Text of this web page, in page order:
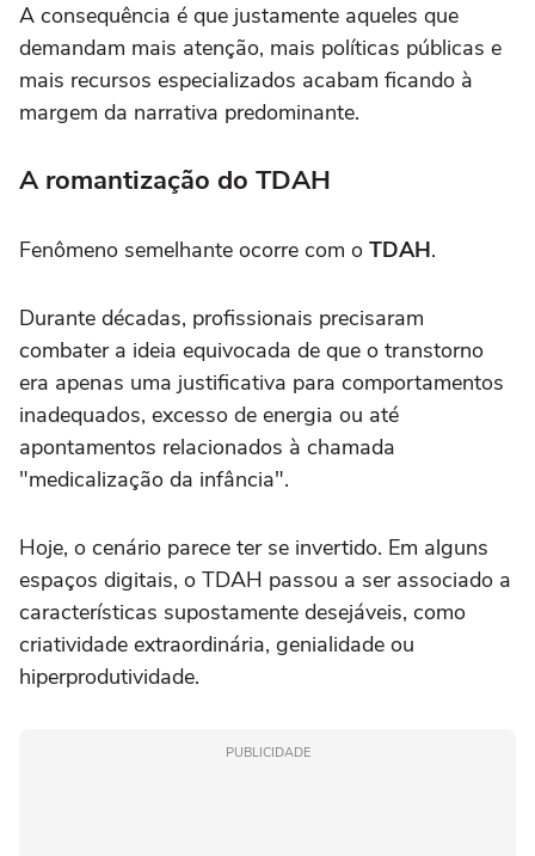
A consequência é que justamente aqueles que
demandam mais atenção, mais políticas públicas e
mais recursos especializados acabam ficando à
margem da narrativa predominante.
A romantização do TDAH
Fenômeno semelhante ocorre com o TDAH.
Durante décadas, profissionais precisaram
combater a ideia equivocada de que o transtorno
era apenas uma justificativa para comportamentos
inadequados, excesso de energia ou até
apontamentos relacionados à chamada
"medicalização da infância".
Hoje, o cenário parece ter se invertido. Em alguns
espaços digitais, o TDAH passou a ser associado a
características supostamente desejáveis, como
criatividade extraordinária, genialidade ou
hiperprodutividade.
PUBLICIDADE